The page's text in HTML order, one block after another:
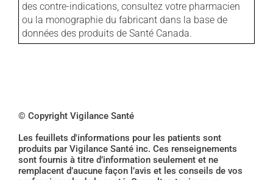
des contre-indications, consultez votre pharmacien
ou la monographie du fabricant dans la base de
données des produits de Santé Canada.
© Copyright Vigilance Santé
Les feuillets d'informations pour les patients sont
produits par Vigilance Santé inc. Ces renseignements
sont fournis à titre d’information seulement et ne
remplacent d’aucune façon l’avis et les conseils de vos